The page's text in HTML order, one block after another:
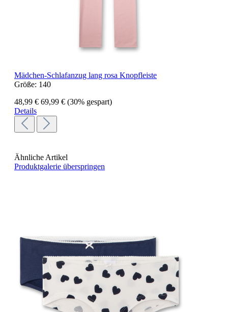
Mädchen-Schlafanzug lang rosa Knopfleiste
Größe: 140
48,99 € 69,99 € (30% gespart)
Details
Ähnliche Artikel
Produktgalerie überspringen